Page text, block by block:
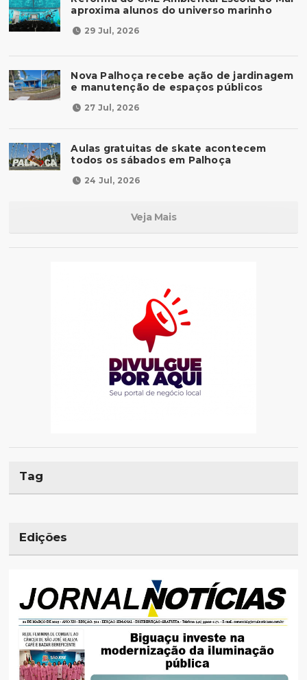
aproxima alunos do universo marinho
29 Jul, 2026
Nova Palhoça recebe ação de jardinagem
e manutenção de espaços públicos
27 Jul, 2026
Aulas gratuitas de skate acontecem
todos os sábados em Palhoça
24 Jul, 2026
Veja Mais
Tag
Edições